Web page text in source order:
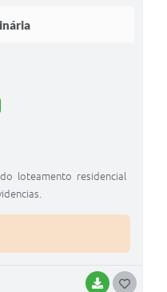
BAIXAR
loteamento residencial